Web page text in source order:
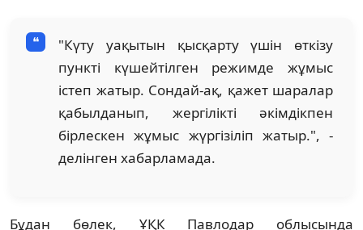
"Күту уақытын қысқарту үшін өткізу
пункті күшейтілген режимде жұмыс
істеп жатыр. Сондай-ақ, қажет шаралар
қабылданып, жергілікті әкімдікпен
бірлескен жұмыс жүргізіліп жатыр.", -
делінген хабарламада.
Бұдан бөлек, ҰҚК Павлодар облысында